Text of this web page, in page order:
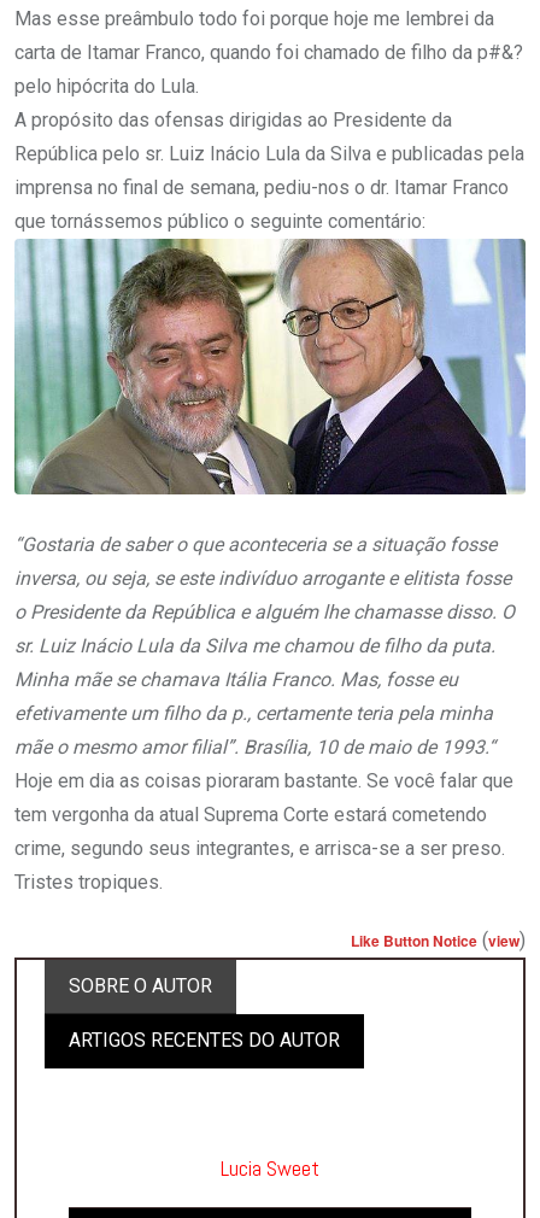
Mas esse preâmbulo todo foi porque hoje me lembrei da
carta de Itamar Franco, quando foi chamado de filho da p#&?
pelo hipócrita do Lula.
A propósito das ofensas dirigidas ao Presidente da
República pelo sr. Luiz Inácio Lula da Silva e publicadas pela
imprensa no final de semana, pediu-nos o dr. Itamar Franco
que tornássemos público o seguinte comentário:
“Gostaria de saber o que aconteceria se a situação fosse
inversa, ou seja, se este indivíduo arrogante e elitista fosse
o Presidente da República e alguém lhe chamasse disso. O
sr. Luiz Inácio Lula da Silva me chamou de filho da puta.
Minha mãe se chamava Itália Franco. Mas, fosse eu
efetivamente um filho da p., certamente teria pela minha
mãe o mesmo amor filial”. Brasília, 10 de maio de 1993.“
Hoje em dia as coisas pioraram bastante. Se você falar que
tem vergonha da atual Suprema Corte estará cometendo
crime, segundo seus integrantes, e arrisca-se a ser preso.
Tristes tropiques.
Like Button Notice (view)
SOBRE O AUTOR
ARTIGOS RECENTES DO AUTOR
Lucia Sweet